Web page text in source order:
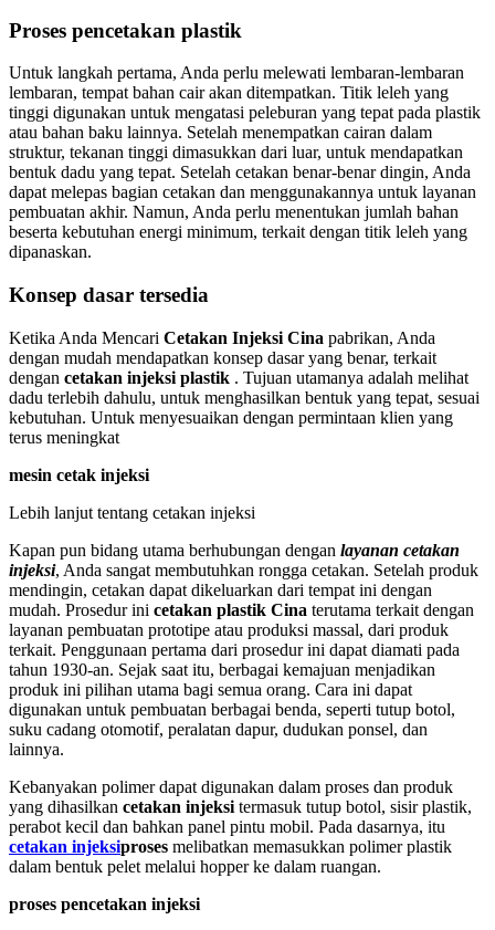
Proses pencetakan plastik
Untuk langkah pertama, Anda perlu melewati lembaran-lembaran
lembaran, tempat bahan cair akan ditempatkan. Titik leleh yang
tinggi digunakan untuk mengatasi peleburan yang tepat pada plastik
atau bahan baku lainnya. Setelah menempatkan cairan dalam
struktur, tekanan tinggi dimasukkan dari luar, untuk mendapatkan
bentuk dadu yang tepat. Setelah cetakan benar-benar dingin, Anda
dapat melepas bagian cetakan dan menggunakannya untuk layanan
pembuatan akhir. Namun, Anda perlu menentukan jumlah bahan
beserta kebutuhan energi minimum, terkait dengan titik leleh yang
dipanaskan.
Konsep dasar tersedia
Ketika Anda Mencari Cetakan Injeksi Cina pabrikan, Anda
dengan mudah mendapatkan konsep dasar yang benar, terkait
dengan cetakan injeksi plastik . Tujuan utamanya adalah melihat
dadu terlebih dahulu, untuk menghasilkan bentuk yang tepat, sesuai
kebutuhan. Untuk menyesuaikan dengan permintaan klien yang
terus meningkat
mesin cetak injeksi
Lebih lanjut tentang cetakan injeksi
Kapan pun bidang utama berhubungan dengan layanan cetakan
injeksi, Anda sangat membutuhkan rongga cetakan. Setelah produk
mendingin, cetakan dapat dikeluarkan dari tempat ini dengan
mudah. Prosedur ini cetakan plastik Cina terutama terkait dengan
layanan pembuatan prototipe atau produksi massal, dari produk
terkait. Penggunaan pertama dari prosedur ini dapat diamati pada
tahun 1930-an. Sejak saat itu, berbagai kemajuan menjadikan
produk ini pilihan utama bagi semua orang. Cara ini dapat
digunakan untuk pembuatan berbagai benda, seperti tutup botol,
suku cadang otomotif, peralatan dapur, dudukan ponsel, dan
lainnya.
Kebanyakan polimer dapat digunakan dalam proses dan produk
yang dihasilkan cetakan injeksi termasuk tutup botol, sisir plastik,
perabot kecil dan bahkan panel pintu mobil. Pada dasarnya, itu
cetakan injeksiproses melibatkan memasukkan polimer plastik
dalam bentuk pelet melalui hopper ke dalam ruangan.
proses pencetakan injeksi